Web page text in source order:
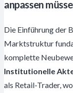
anpassen
Die Einführung der
Marktstruktur
komplette
Institutionelle
als Retail-Trader,